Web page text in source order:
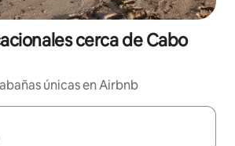
cerca de Cabo
únicas en Airbnb
estén disponibles, navega con las